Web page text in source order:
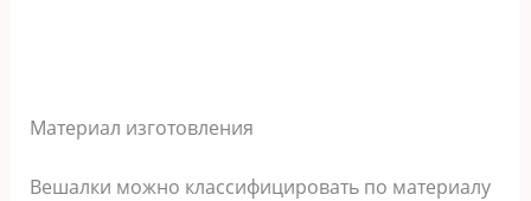
Материал изготовления
Вешалки можно классифицировать по материалу